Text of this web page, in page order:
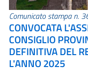
Comunicato stampa n.
CONVOCATA
CONSIGLIO
DEFINITIVA DEL
L'ANNO 2025